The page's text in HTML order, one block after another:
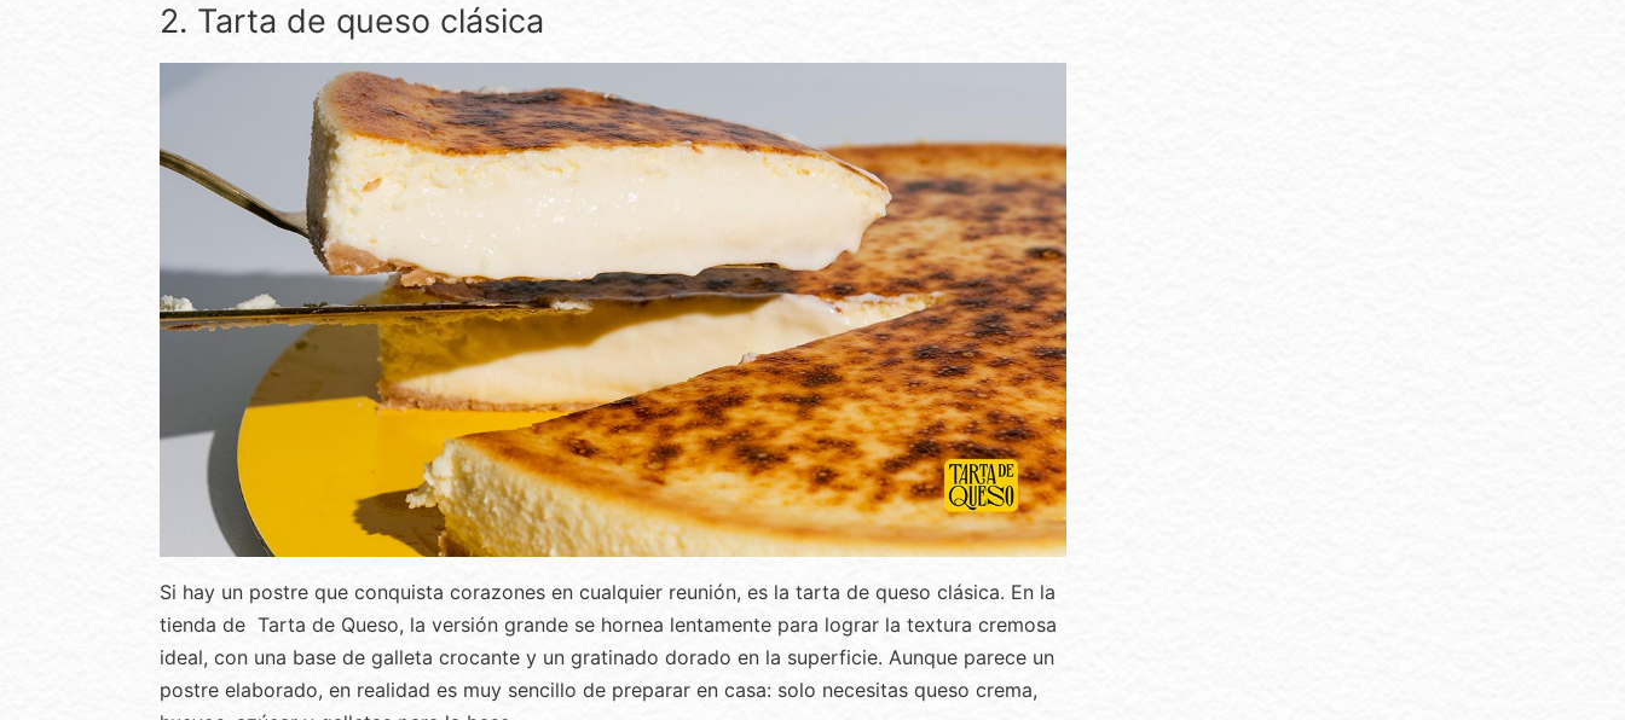
2. Tarta de queso clásica
Si hay un postre que conquista corazones en cualquier reunión, es la tarta de queso clásica. En la
tienda de Tarta de Queso, la versión grande se hornea lentamente para lograr la textura cremosa
ideal, con una base de galleta crocante y un gratinado dorado en la superficie. Aunque parece un
postre elaborado, en realidad es muy sencillo de preparar en casa: solo necesitas queso crema,